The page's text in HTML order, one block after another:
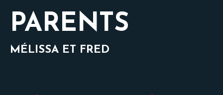
PARENTS
MÉLISSA ET FRED